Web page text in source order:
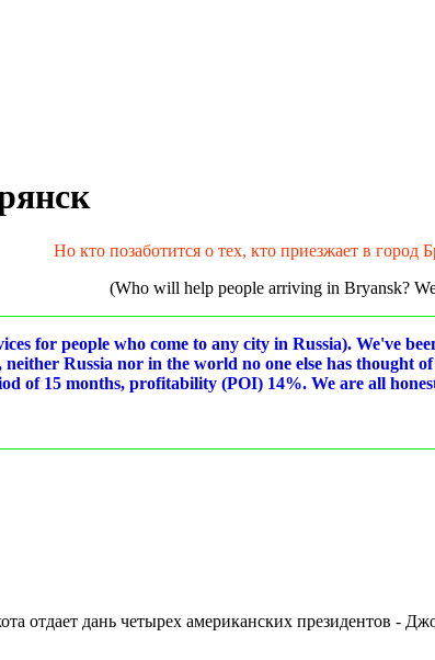
Но кто позаботится о тех, кто приезжает в город
(Who will help people arriving in Bryansk?
for people who come to any city in Russia). We've
Russia nor in the world no one else has thought
of 15 months, profitability (POI) 14%. We are all
отдает дань четырех американских президентов -